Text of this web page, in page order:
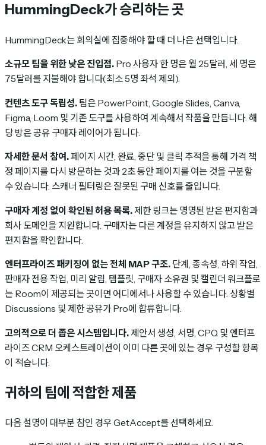
HummingDeck가 승리하는 곳
HummingDeck는 회의실에 집중해야 할 때 더 나은 선택입니다.
소규모 팀을 위한 낮은 진입점. Pro 사용자 한 명은 월 25달러, 세 명은
75달러를 지불해야 합니다(최소 5명 좌석 제외).
컨텐츠 도구 독립성. 팀은 PowerPoint, Google Slides, Canva,
Figma, Loom 및 기존 도구를 사용하여 계속해서 작품을 만듭니다. 해
당 방은 공유 구매자 레이어가 됩니다.
자세한 문서 참여.페이지 시간, 완료, 중단 및 클릭 추적을 통해 가격 책
정 페이지를 다시 방문하는 것과 2초 동안 페이지를 여는 것을 구분할
수 있습니다. 스캐너 필터링은 잘못된 구매 신호를 줄입니다.
구매자 계정 없이 확인된 허용 목록. 제한 링크는 명명된 받은 편지함과
회사 도메인을 지원합니다. 구매자는 다른 계정을 유지하지 않고 받은
편지함을 확인합니다.
엔터프라이즈 패키징이 없는 전체 MAP 구조. 단계, 종속성, 하위 작업,
판매자 전용 작업, 미리 알림, 템플릿, 구매자 소유권 및 캘린더 워크플로
는 Room이 제공되는 곳이면 어디에서나 사용할 수 있습니다. 상황별
Discussions 및 제한 공유가 Pro에 합류합니다.
고의적으로 더 좁은 시스템입니다. 제안서 생성, 서명, CPQ 및 엔터프
라이즈 CRM 오케스트레이션이 이미 다른 곳에 있는 경우 구성할 항목
이 적습니다.
귀하의 팀에 적합한 제품
다음 설명이 대부분 참인 경우 GetAccept를 선택하세요.